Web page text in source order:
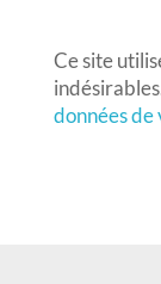
Ce site
données